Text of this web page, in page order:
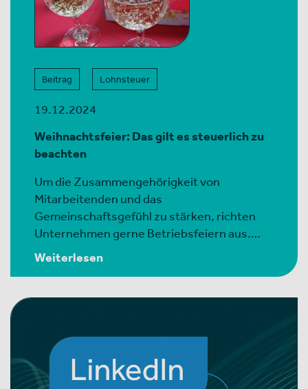
Beitrag Lohnsteuer
19.12.2024
Weihnachtsfeier: Das gilt es steuerlich zu
beachten
Um die Zusammengehörigkeit von
Mitarbeitenden und das
Gemeinschaftsgefühl zu stärken, richten
Unternehmen gerne Betriebsfeiern aus.…
Weiterlesen